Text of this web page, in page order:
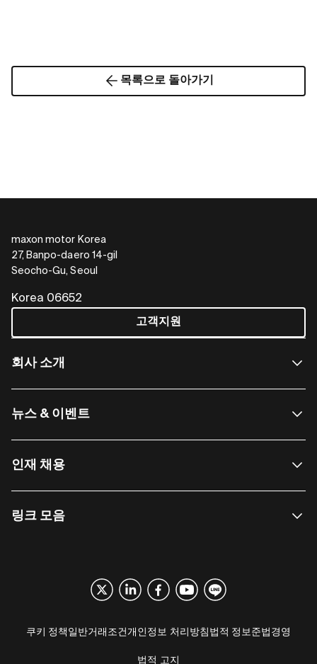
목록으로 돌아가기
maxon motor Korea
27, Banpo-daero 14-gil
Seocho-Gu, Seoul
Korea 06652
고객지원
회사 소개
뉴스 & 이벤트
인재 채용
링크 모음
쿠키 정책 일반거래조건 개인정보 처리방침 법적 정보 준법경영
법적 고지